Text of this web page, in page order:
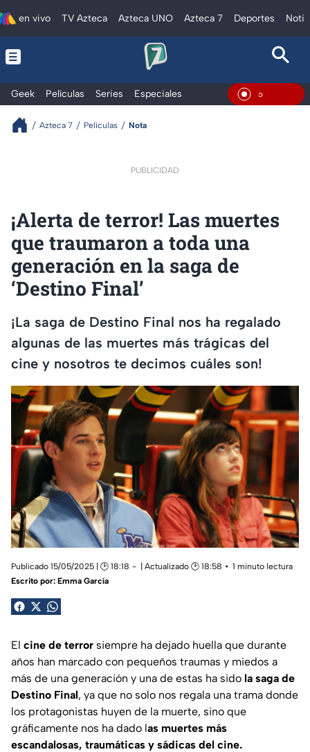
en vivo TV Azteca Azteca UNO Azteca 7 Deportes
Geek Películas Series Especiales En Vivo
Azteca 7 Películas Nota
PUBLICIDAD
¡Alerta de terror! Las muertes
que traumaron a toda una
generación en la saga de
‘Destino Final’
¡La saga de Destino Final nos ha regalado
algunas de las muertes más trágicas del
cine y nosotros te decimos cuáles son!
Publicado 15/05/2025 | 🕑 18:18 | Actualizado 🕑 18:58
1 minuto lectura
Escrito por: Emma García
El cine de terror siempre ha dejado huella que durante
años han marcado con pequeños traumas y miedos a
más de una generación y una de estas ha sido la saga de
Destino Final, ya que no solo nos regala una trama donde
los protagonistas huyen de la muerte, sino que
gráficamente nos ha dado las muertes más
escandalosas, traumáticas y sádicas del cine.